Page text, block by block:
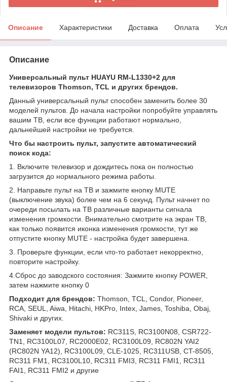
Описание Характеристики Доставка Оплата
Описание
Универсальный пульт HUAYU RM-L1330+2 для
телевизоров Thomson, TCL и других брендов.
Данный универсальный пульт способен заменить более 30
моделей пультов. До начала настройки попробуйте управлять
вашим ТВ, если все функции работают нормально,
дальнейшей настройки не требуется.
Что бы настроить пульт, запустите автоматический
поиск кода:
1. Включите телевизор и дождитесь пока он полностью
загрузится до нормального режима работы.
2. Направьте пульт на ТВ и зажмите кнопку MUTE
(выключение звука) более чем на 6 секунд. Пульт начнет по
очереди посылать на ТВ различные варианты сигнала
изменения громкости. Внимательно смотрите на экран ТВ,
как только появится иконка изменения громкости, тут же
отпустите кнопку MUTE - настройка будет завершена.
3. Проверьте функции, если что-то работает некорректно,
повторите настройку.
4.Сброс до заводского состояния: Зажмите кнопку POWER,
затем нажмите кнопку 0
Подходит для брендов: Thomson, TCL, Condor, Pioneer,
RCA, SEUL, Aiwa, Hitachi, HKPro, Intex, James, Toshiba, Obaj,
Shivaki и других.
Заменяет модели пультов: RC311S, RC3100N08, CSR722-
TN1, RC3100L07, RC2000E02, RC3100L09, RC802N YAI2
(RC802N YA12), RC3100L09, CLE-1025, RC311USB, CT-8505,
RC311 FM1, RC3100L10, RC311 FMI3, RC311 FMI1, RC311
FAI1, RC311 FMI2 и другие